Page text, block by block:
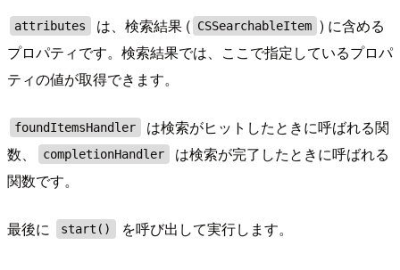
attributes は、検索結果 ( CSSearchableItem ) に含める
プロパティです。検索結果では、ここで指定しているプロパ
ティの値が取得できます。
foundItemsHandler
は検索がヒットしたときに呼ばれる関
数、
completionHandler
は検索が完了したときに呼ばれる
関数です。
最後に start() を呼び出して実行します。